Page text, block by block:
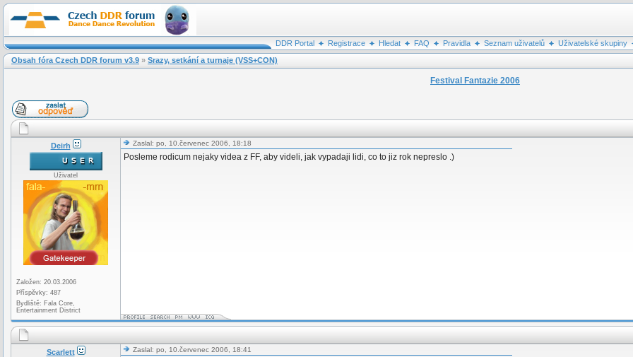
DDR Portal Registrace Hledat FAQ Pravidla Seznam uživatelů
Uživatelské skupiny
Obsah fóra Czech DDR forum v3.9 » Srazy, setkání a turnaje (VSS+CON)
Festival Fantazie 2006
Deirh
Uživatel
Založen: 20.03.2006
Příspěvky: 487
Bydliště: Fala Core,
Entertainment District
Zaslal: po, 10.červenec 2006, 18:18
Posleme rodicum nejaky videa z FF, aby videli, jak vypadaji lidi, co to jiz rok nepreslo .)
Scarlett Zaslal: po, 10.červenec 2006, 18:41